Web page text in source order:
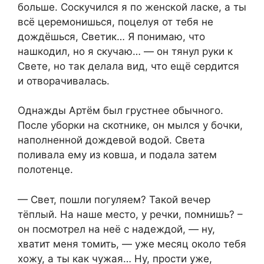
больше. Соскучился я по женской ласке, а ты
всё церемонишься, поцелуя от тебя не
дождёшься, Светик… Я понимаю, что
нашкодил, но я скучаю… — он тянул руки к
Свете, но так делала вид, что ещё сердится
и отворачивалась.
Однажды Артём был грустнее обычного.
После уборки на скотнике, он мылся у бочки,
наполненной дождевой водой. Света
поливала ему из ковша, и подала затем
полотенце.
— Свет, пошли погуляем? Такой вечер
тёплый. На наше место, у речки, помнишь? –
он посмотрел на неё с надеждой, — ну,
хватит меня томить, — уже месяц около тебя
хожу, а ты как чужая… Ну, прости уже,